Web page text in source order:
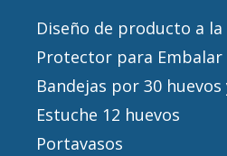
Diseño de producto a la
Protector para Embalar
Bandejas por 30
Estuche 12 huevos
Portavasos